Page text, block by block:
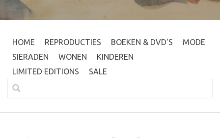
HOME REPRODUCTIES BOEKEN & DVD'S
MODE
SIERADEN
WONEN
KINDEREN
LIMITED EDITIONS
SALE